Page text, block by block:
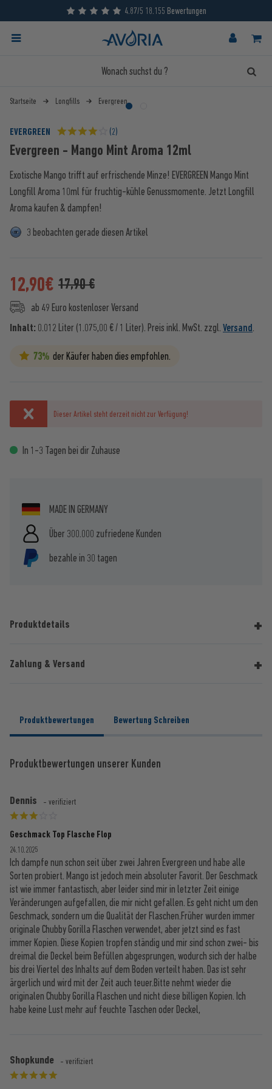
4.87/5 18.155 Bewertungen
Startseite Longfills Evergreen
EVERGREEN (2)
Evergreen - Mango Mint Aroma 12ml
Exotische Mango trifft auf erfrischende Minze! EVERGREEN Mango Mint
Longfill Aroma 10ml für fruchtig-kühle Genussmomente. Jetzt Longfill
Aroma kaufen & dampfen!
3 beobachten gerade diesen Artikel
12,90€ 17,90 €
ab 49 Euro kostenloser Versand
Inhalt: 0.012 Liter (1.075,00 € / 1 Liter). Preis inkl. MwSt. zzgl. Versand.
73% der Käufer haben dies empfohlen.
Dieser Artikel steht derzeit nicht zur Verfügung!
In 1-3 Tagen bei dir Zuhause
MADE IN GERMANY
Über 300.000 zufriedene Kunden
bezahle in 30 tagen
Produktdetails
Zahlung & Versand
Produktbewertungen Bewertung Schreiben
Produktbewertungen unserer Kunden
Dennis - verifiziert
Geschmack Top Flasche Flop
24.10.2025
Ich dampfe nun schon seit über zwei Jahren Evergreen und habe alle
Sorten probiert. Mango ist jedoch mein absoluter Favorit. Der Geschmack
ist wie immer fantastisch, aber leider sind mir in letzter Zeit einige
Veränderungen aufgefallen, die mir nicht gefallen. Es geht nicht um den
Geschmack, sondern um die Qualität der Flaschen.Früher wurden immer
originale Chubby Gorilla Flaschen verwendet, aber jetzt sind es fast
immer Kopien. Diese Kopien tropfen ständig und mir sind schon zwei- bis
dreimal die Deckel beim Befüllen abgesprungen, wodurch sich der halbe
bis drei Viertel des Inhalts auf dem Boden verteilt haben. Das ist sehr
ärgerlich und wird mit der Zeit auch teuer.Bitte nehmt wieder die
originalen Chubby Gorilla Flaschen und nicht diese billigen Kopien. Ich
habe keine Lust mehr auf feuchte Taschen oder Deckel,
Shopkunde - verifiziert